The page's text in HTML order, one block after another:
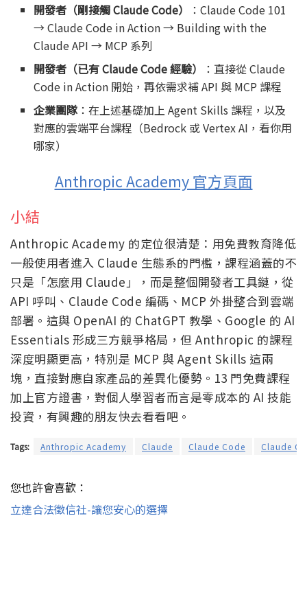
開發者（剛接觸 Claude Code）
：Claude Code 101
→ Claude Code in Action → Building with the
Claude API → MCP 系列
開發者（已有 Claude Code 經驗）
：直接從 Claude
Code in Action 開始，再依需求補 API 與 MCP 課程
企業團隊 ：在上述基礎加上 Agent Skills 課程，以及
對應的雲端平台課程（Bedrock 或 Vertex AI，看你用
哪家）
Anthropic Academy 官方頁面
小結
Anthropic Academy 的定位很清楚：用免費教育降低
一般使用者進入 Claude 生態系的門檻，課程涵蓋的不
只是「怎麼用 Claude」，而是整個開發者工具鏈，從
API 呼叫、Claude Code 編碼、MCP 外掛整合到雲端
部署。這與 OpenAI 的 ChatGPT 教學、Google 的 AI
Essentials 形成三方競爭格局，但 Anthropic 的課程
深度明顯更高，特別是 MCP 與 Agent Skills 這兩
塊，直接對應自家產品的差異化優勢。13 門免費課程
加上官方證書，對個人學習者而言是零成本的 AI 技能
投資，有興趣的朋友快去看看吧。
Tags: Anthropic Academy Claude Claude Code Claude
您也許會喜歡：
立達合法徵信社-讓您安心的選擇